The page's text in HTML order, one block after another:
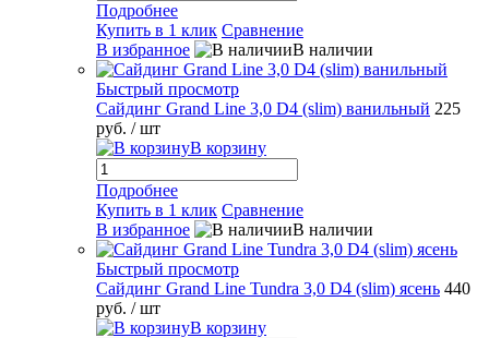
Подробнее
Купить в 1 клик Сравнение
В избранное
В наличии
Быстрый просмотр
Сайдинг Grand Line 3,0 D4 (slim) ванильный 225
руб. / шт
В корзину
Подробнее
Купить в 1 клик Сравнение
В избранное
В наличии
Быстрый просмотр
Сайдинг Grand Line Tundra 3,0 D4 (slim) ясень 440
руб. / шт
В корзину